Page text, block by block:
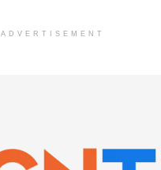
ADVERTISEMENT